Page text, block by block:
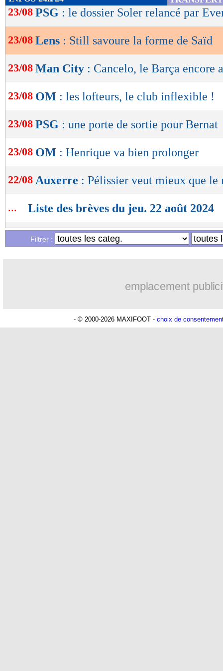
de
OK
23/08 PSG : le dossier Soler relancé par
23/08 Lens : Still savoure la forme de Saïd
23/08 Man City : Cancelo, le Barça encore
23/08 OM : les lofteurs, le club inflexible !
23/08 PSG : une porte de sortie pour Bernat
23/08 OM : Henrique va bien prolonger
22/08 Auxerre : Pélissier veut mieux que le
... Liste des brèves du jeu. 22 août 2024
Liste des brèves du mer. 21 août 2024
Filtrer :
emplacement
- © 2000-2026 MAXIFOOT - choix de